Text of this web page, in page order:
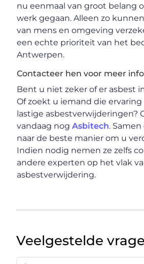
nu eenmaal van groot belang
werk gegaan. Alleen zo
van mens en omgeving
een echte prioriteit van het
Antwerpen.
Contacteer hen voor meer
Bent u niet zeker of er asbest
Of zoekt u iemand die
lastige asbestverwijderingen?
vandaag nogAsbitech.
naar de beste manier om u
Indien nodig nemen ze zelfs
andere experten op het vlak
asbestverwijdering.
Veelgestelde